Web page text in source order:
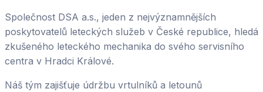
Společnost DSA a.s., jeden z nejvýznamnějších
poskytovatelů leteckých služeb v České republice, hledá
zkušeného leteckého mechanika do svého servisního
centra v Hradci Králové.
Náš tým zajišťuje údržbu vrtulníků a letounů